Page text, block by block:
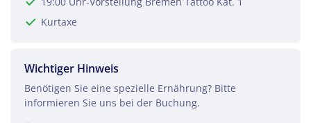
Teile diese Reise
Kurtaxe
Wichtiger Hinweis
Benötigen Sie eine spezielle Ernährung? Bitte
informieren Sie uns bei der Buchung.